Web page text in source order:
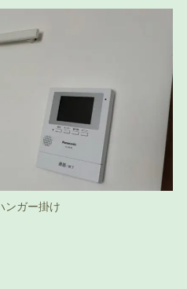
ンガー掛け